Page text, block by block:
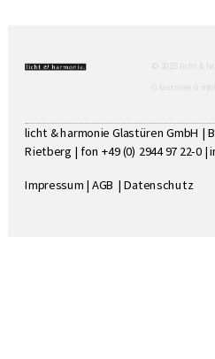
© 2025 licht &
Glastüren
licht & harmonie Glastüren GmbH |
Rietberg | fon +49 (0) 2944 97 22-0 |
Impressum | AGB | Datenschutz